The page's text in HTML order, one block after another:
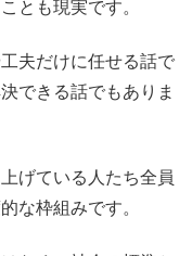
とも現実です。
夫だけに任せる話で
できる話でもありま
げている人たち全員
な枠組みです。